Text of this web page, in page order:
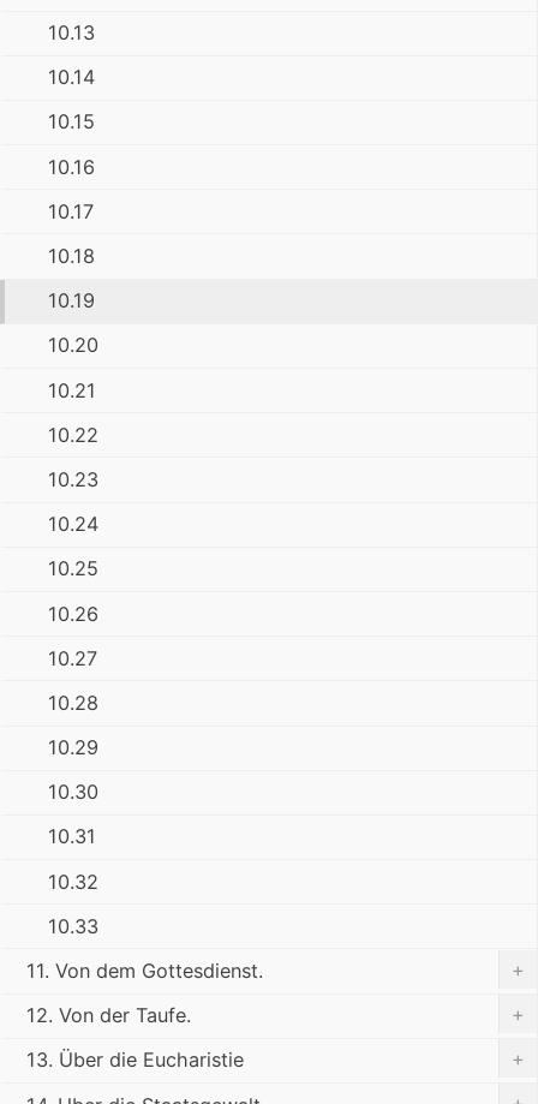
10.13
10.14
10.15
10.16
10.17
10.18
10.19
10.20
10.21
10.22
10.23
10.24
10.25
10.26
10.27
10.28
10.29
10.30
10.31
10.32
10.33
11. Von dem Gottesdienst.
+
12. Von der Taufe.
+
13. Über die Eucharistie
+